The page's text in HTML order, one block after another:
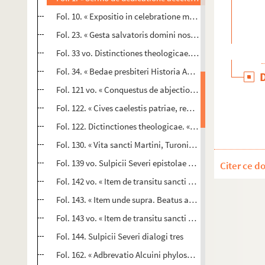
Fol. 10. « Expositio in celebratione misse, a Remigio
Fol. 23. « Gesta salvatoris domini nostri J. C., quae
Fol. 33 vo. Distinctiones theologicae. « Domine, ante te
Fol. 34. « Bedae presbiteri Historia Anglorum »
Fol. 121 vo. « Conquestus de abjectione et desolatione
Fol. 122. « Cives caelestis patriae, regi regum concinite,
Fol. 122. Dictinctiones theologicae. « Decem speties
Fol. 130. « Vita sancti Martini, Turonicae urbis
Fol. 139 vo. Sulpicii Severi epistolae tres
Fol. 142 vo. « Item de transitu sancti Martini. Archadio
Fol. 143. « Item unde supra. Beatus autem Severinus,
Fol. 143 vo. « Item de transitu sancti Martini. Eo nanque
Fol. 144. Sulpicii Severi dialogi tres
Fol. 162. « Adbrevatio Alcuini phylosophi de vita et
Citer ce